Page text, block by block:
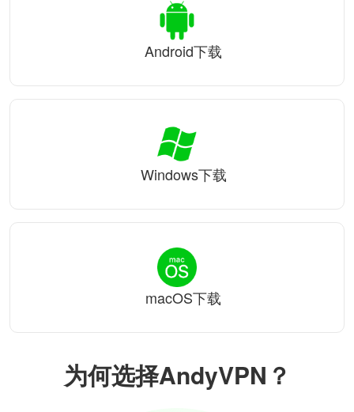
为何选择AndyVPN？
Android下载
Windows下载
macOS下载